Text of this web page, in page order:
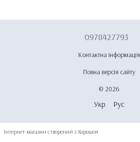
0978427793
Контактна інформація
Повна версія сайту
© 2026
Укр Рус
Інтернет-магазин створений з Хорошоп